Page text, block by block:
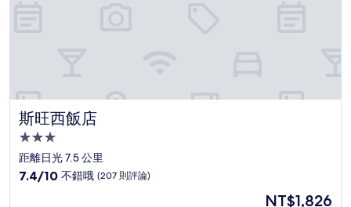
斯旺西飯店
斯旺西飯店
3.0
星
級
距離日光 7.5 公里
7.4
7.4/10 不錯哦 (207 則評論)
現
NT$1,826